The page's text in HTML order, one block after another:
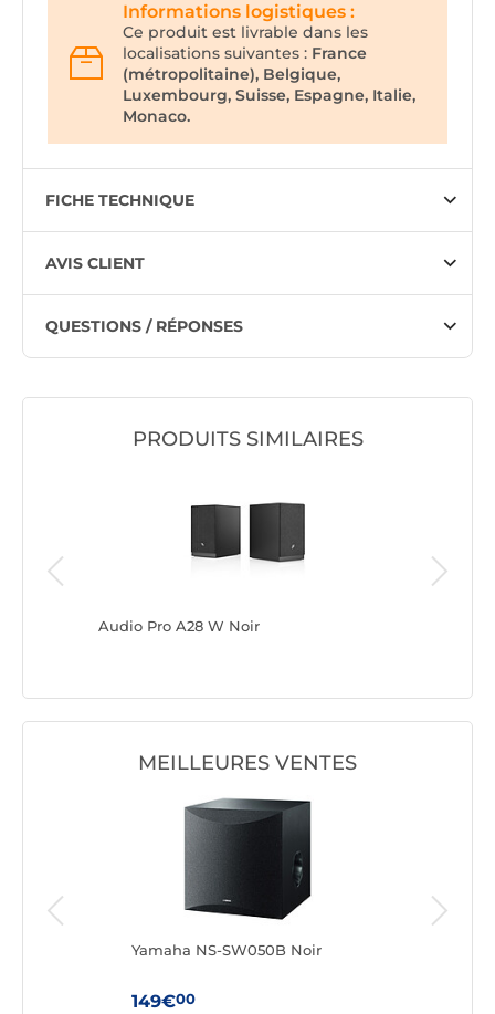
Informations logistiques :
Ce produit est livrable dans les
localisations suivantes : France
(métropolitaine), Belgique,
Luxembourg, Suisse, Espagne, Italie,
Monaco.
FICHE TECHNIQUE
AVIS CLIENT
QUESTIONS / RÉPONSES
PRODUITS SIMILAIRES
Audio Pro A28 W Noir
MEILLEURES VENTES
Yamaha NS-SW050B Noir
149€00